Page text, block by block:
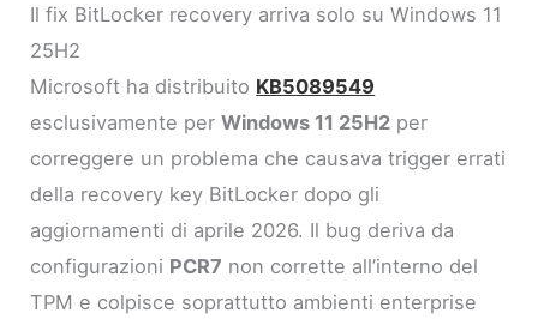
Il fix BitLocker recovery arriva solo su Windows 11
25H2
Microsoft ha distribuito KB5089549
esclusivamente perWindows 11 25H2 per
correggere un problema che causava trigger errati
della recovery key BitLocker dopo gli
aggiornamenti di aprile 2026. Il bug deriva da
configurazioni PCR7 non corrette all’interno del
TPM e colpisce soprattutto ambienti enterprise